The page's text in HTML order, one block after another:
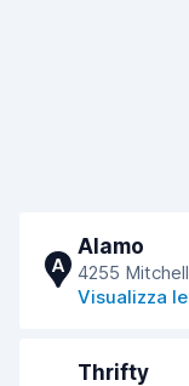
A
Alamo
4255
Visualizza
Thrifty